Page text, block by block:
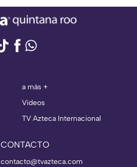
a más +
Videos
TV Azteca Internacional
CONTACTO
contacto@tvazteca.com